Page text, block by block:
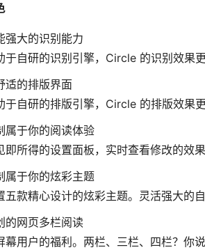
强大的识别能力
于自研的识别引擎，Circle 的识别效果
适的排版界面
于自研的排版引擎，Circle 的排版效果
属于你的阅读体验
即所得的设置面板，实时查看修改的效
属于你的炫彩主题
五款精心设计的炫彩主题。灵活强大的
的网页多栏阅读
幕用户的福利。两栏、三栏、四栏？你